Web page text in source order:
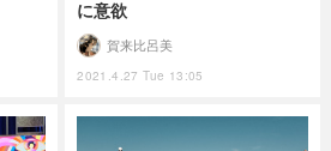
に意欲
2021.4.27 Tue 13:05
賀来比呂美